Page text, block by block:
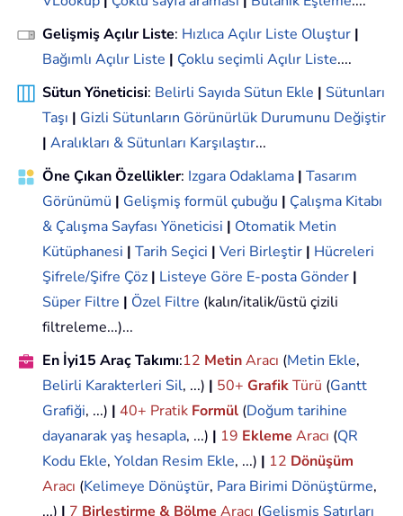
Gelişmiş Açılır Liste: Hızlıca Açılır Liste Oluştur |
Bağımlı Açılır Liste | Çoklu seçimli Açılır Liste....
Sütun Yöneticisi: Belirli Sayıda Sütun Ekle | Sütunları
Taşı | Gizli Sütunların Görünürlük Durumunu Değiştir
| Aralıkları & Sütunları Karşılaştır...
Öne Çıkan Özellikler: Izgara Odaklama | Tasarım
Görünümü | Gelişmiş formül çubuğu | Çalışma Kitabı
& Çalışma Sayfası Yöneticisi | Otomatik Metin
Kütüphanesi | Tarih Seçici | Veri Birleştir | Hücreleri
Şifrele/Şifre Çöz | Listeye Göre E-posta Gönder |
Süper Filtre | Özel Filtre (kalın/italik/üstü çizili
filtreleme...)...
En İyi15 Araç Takımı:12 MetinAracı (Metin Ekle,
Belirli Karakterleri Sil, ...) | 50+ GrafikTürü (Gantt
Grafiği, ...) | 40+ Pratik Formül (Doğum tarihine
dayanarak yaş hesapla, ...) | 19 Ekleme Aracı (QR
Kodu Ekle, Yoldan Resim Ekle, ...) | 12 Dönüşüm
Aracı (Kelimeye Dönüştür, Para Birimi Dönüştürme,
...) | 7 Birleştirme & Bölme Aracı (Gelişmiş Satırları